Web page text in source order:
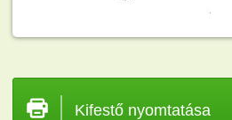
Kifestő nyomtatása